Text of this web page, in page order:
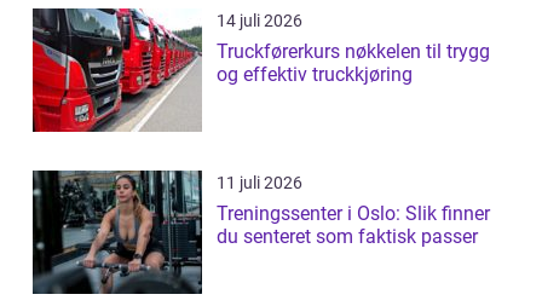
14 juli 2026
Truckførerkurs nøkkelen til trygg
og effektiv truckkjøring
11 juli 2026
Treningssenter i Oslo: Slik finner
du senteret som faktisk passer